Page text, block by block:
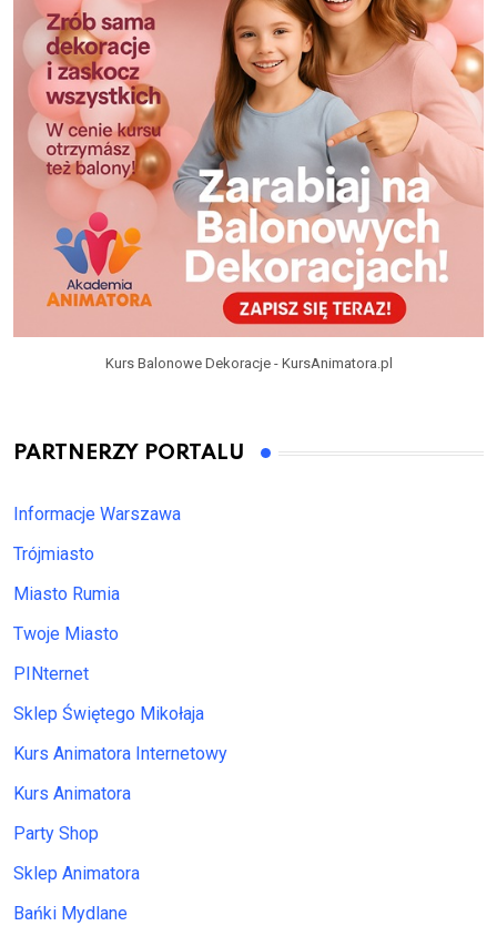
Kurs Balonowe Dekoracje - KursAnimatora.pl
PARTNERZY PORTALU
Informacje Warszawa
Trójmiasto
Miasto Rumia
Twoje Miasto
PINternet
Sklep Świętego Mikołaja
Kurs Animatora Internetowy
Kurs Animatora
Party Shop
Sklep Animatora
Bańki Mydlane